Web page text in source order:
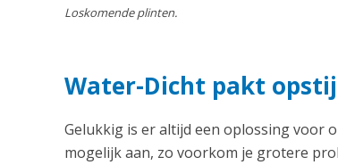
Loskomende plinten.
Water-Dicht pakt
Gelukkig is er altijd een oplossing voor
mogelijk aan, zo voorkom je grotere